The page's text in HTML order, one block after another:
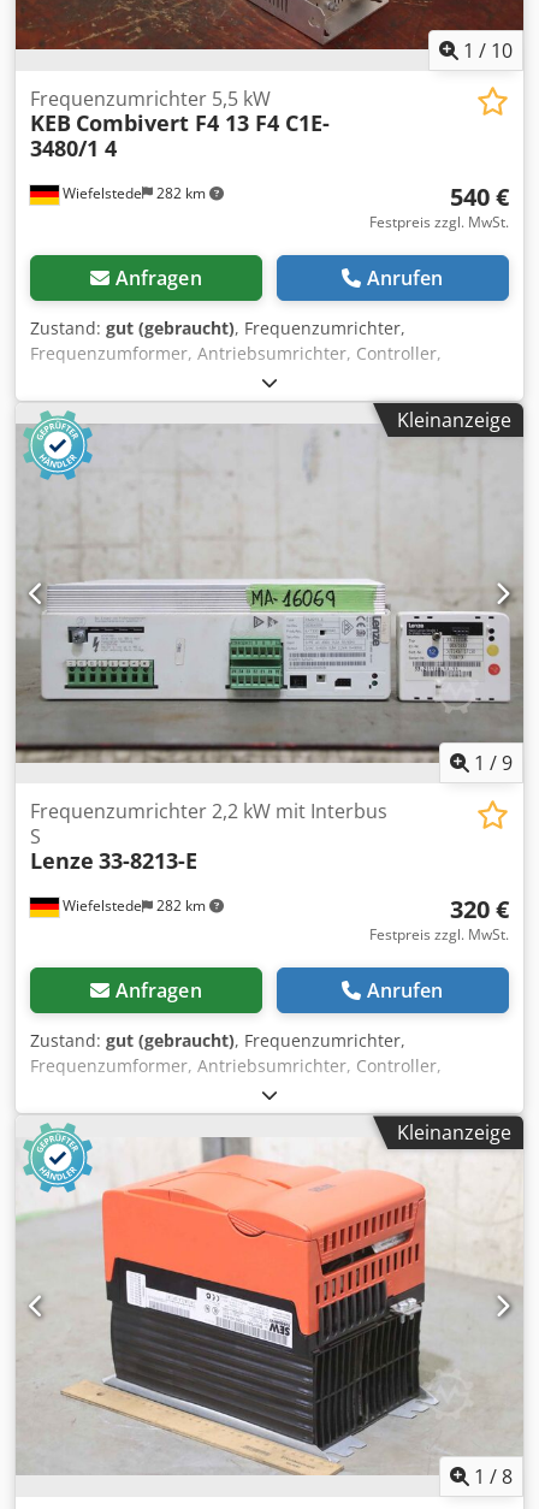
1 / 10
Wiefelstede 282 km
Frequenzumrichter 5,5 kW
KEB Combivert F4 13 F4 C1E-
3480/1 4
540 €
Festpreis zzgl. MwSt.
Anfragen Anrufen
Zustand: gut (gebraucht), Frequenzumrichter,
Frequenzumformer, Antriebsumrichter, Controller,
Variable Speed Drive, Servoregler, Steuerung, Umformer,
SPS Steuerung, Versorgungseinheit, Umrichter, Servo
Drive, Drive Controller Dcjdpewcyh Tsfx Akrsk -Hersteller:
KEB, Frequenzumrichter Drive Controller Combivert -Typ:
F4 -Art-Nr.: 13 F4 C1E-3480/1 4 -Leistung: 8,3 kVA / 5,5 kW -
Anzahl: 2x Frequenzumrichter vorhanden -Preis: pro Stück
-Abmessung: 350/130/H280 mm -Gewicht: 6,6 kg/St.
Kleinanzeige
1 /9
Wiefelstede 282 km
Frequenzumrichter 2,2 kW mit Interbus
S
Lenze 33-8213-E
320 €
Festpreis zzgl. MwSt.
Anfragen Anrufen
Zustand: gut (gebraucht), Frequenzumrichter,
Frequenzumformer, Antriebsumrichter, Controller,
Variable Speed Drive, Umrichter, Inverter Djdjh Rpafepfx
Akreck -Hersteller: Lenze, Frequenzumrichter Typ 33-8213-
E mit Interbus S -max. Leistung: 2,2 kW -Eingang: 3/PE AC
400 V 11,0 A 50/60 Hz -Ausgang: 3/AC 0-400 V 5,5 A 2,2 kW
0-480 Hz -Anzahl: 5x Umrichter vorhanden -Preis: pro Stück
-Abmessungen: 280/240/H85 mm -Gewicht: 3,1 kg/St
Kleinanzeige
1 /8